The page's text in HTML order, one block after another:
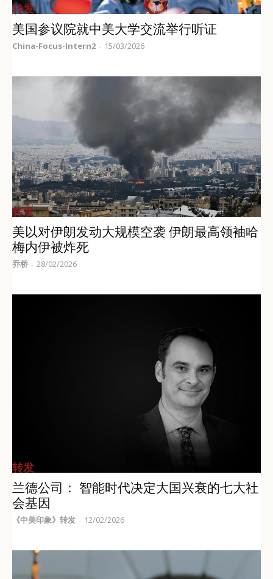
转发
美国参议院就中美大学交流举行听证
China-Focus-Intern2 - 15/03/2026
转发
美以对伊朗发动大规模空袭 伊朗最高领袖哈
梅内伊被炸死
乔桥 - 28/02/2026
转发
兰德公司： 智能时代决定大国兴衰的七大社
会基因
《中美印象》转发 - 12/02/2026